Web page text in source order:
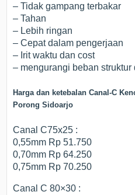
– Tidak gampang terbakar
– Tahan
– Lebih ringan
– Cepat dalam pengerjaan
– Irit waktu dan cost
– mengurangi beban struktur
Harga dan ketebalan Canal-C
Porong Sidoarjo
Canal C75x25 :
0,55mm Rp 51.750
0,70mm Rp 64.250
0,75mm Rp 70.250
Canal C 80×30 :